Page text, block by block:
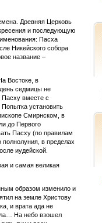
Древняя Церковь
и последующую
Пасха
Никейского собора
название –
Востоке, в
седмицы не
Пасху вместе с
установить
Смирнском, в
до Первого
Пасху (по правилам
полнолуния, в пределах
иудейской.
и самая великая
образом изменило и
на земле Христову
и врата ада не
На небо взошел